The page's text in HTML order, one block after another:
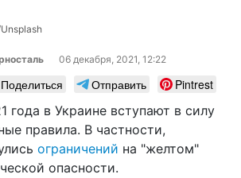
06 декабря, 2021, 12:22
Поделиться Отправить
Pintrest
года в Украине вступают в силу
правила. В частности,
ограничений на "желтом"
опасности.